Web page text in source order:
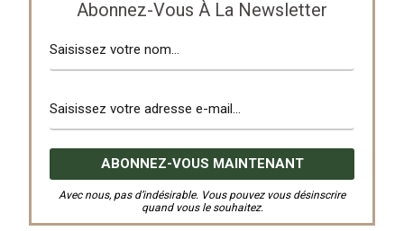
Abonnez-Vous À La Newsletter
Avec nous, pas d’indésirable. Vous pouvez vous désinscrire
quand vous le souhaitez.